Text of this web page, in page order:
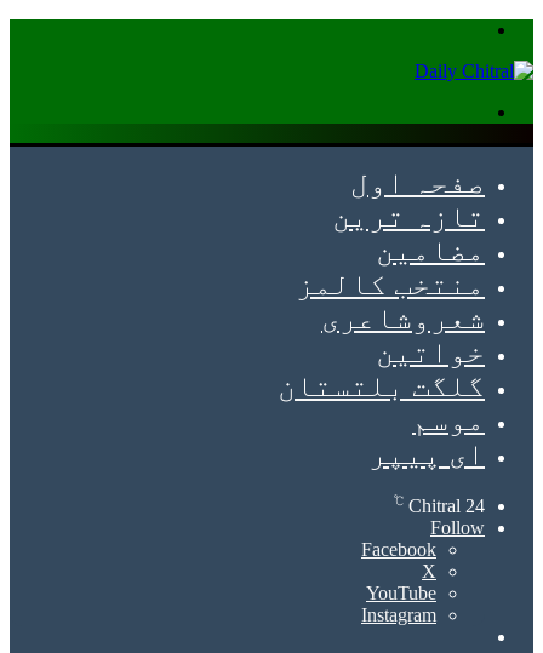
صفحہ اول
تازہ ترین
مضامین
منتخب کالمز
شعروشاعری
خواتین
گلگت بلتستان
موسم
ای پیپر
Chitral 24
℃
Follow
Facebook
X
YouTube
Instagram